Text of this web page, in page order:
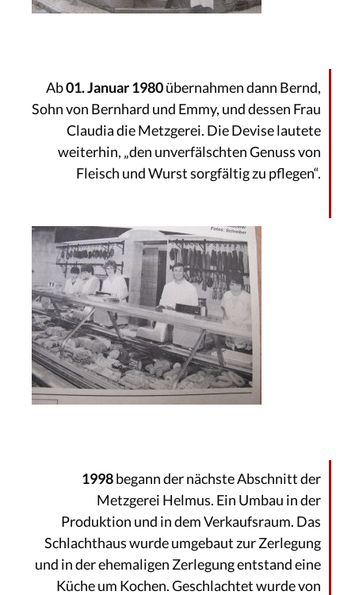
Ab01. Januar 1980übernahmen dann Bernd,
Sohn von Bernhard und Emmy, und dessen Frau
Claudia die Metzgerei. Die Devise lautete
weiterhin, „den unverfälschten Genuss von
Fleisch und Wurst sorgfältig zu pflegen“.
1998begann der nächste Abschnitt der
Metzgerei Helmus. Ein Umbau in der
Produktion und in dem Verkaufsraum. Das
Schlachthaus wurde umgebaut zur Zerlegung
und in der ehemaligen Zerlegung entstand eine
Küche um Kochen. Geschlachtet wurde von